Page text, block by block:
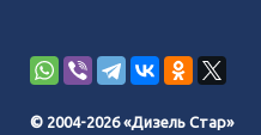
© 2004-2026 «Дизель Стар»